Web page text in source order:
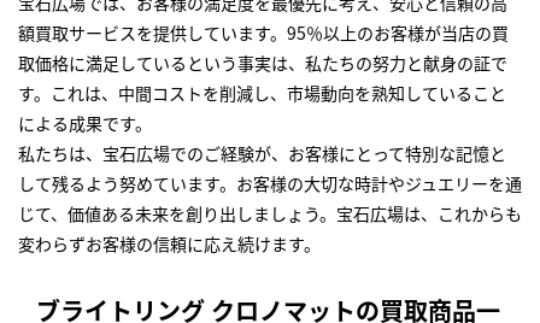
額買取サービスを提供しています。95％以上のお客様が当店の買
取価格に満足しているという事実は、私たちの努力と献身の証で
す。これは、中間コストを削減し、市場動向を熟知していること
による成果です。
私たちは、宝石広場でのご経験が、お客様にとって特別な記憶と
して残るよう努めています。お客様の大切な時計やジュエリーを通
じて、価値ある未来を創り出しましょう。宝石広場は、これからも
変わらずお客様の信頼に応え続けます。
ブライトリング クロノマットの買取商品一